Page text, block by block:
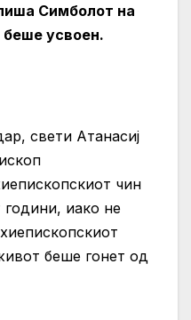
Симболот на
беше усвоен.
свети Атанасиј
чин
години, иако не
беше гонет од